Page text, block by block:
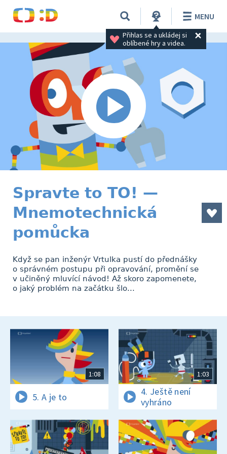
Přihlas se a ukládej si
oblíbené hry a videa.
MENU
Spravte to TO! —
Mnemotechnická
pomůcka
Když se pan inženýr Vrtulka pustí do přednášky
o správném postupu při opravování, promění se
v učiněný mluvící návod! Až skoro zapomenete,
o jaký problém na začátku šlo...
1:08
5. A je to
1:03
4. Ještě není
vyhráno